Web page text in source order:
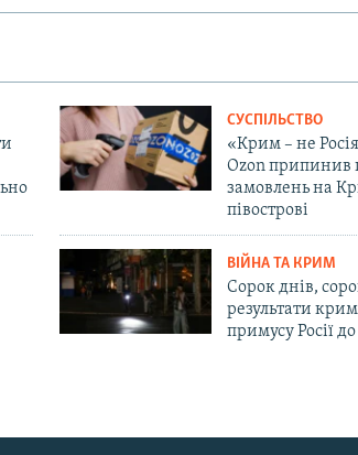
СУСПІЛЬСТВО
«Крим – не
Ozon припинив
замовлень на
півострові
ВІЙНА ТА КРИМ
Сорок днів,
результати
примусу Росії